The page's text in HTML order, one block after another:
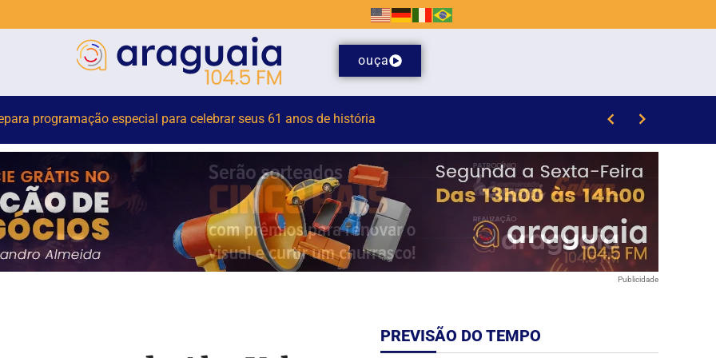
ouça
terceirizado sofre queda em obra no Centro Administrativo da Havan em Brusque
Publicidade
PREVISÃO DO TEMPO